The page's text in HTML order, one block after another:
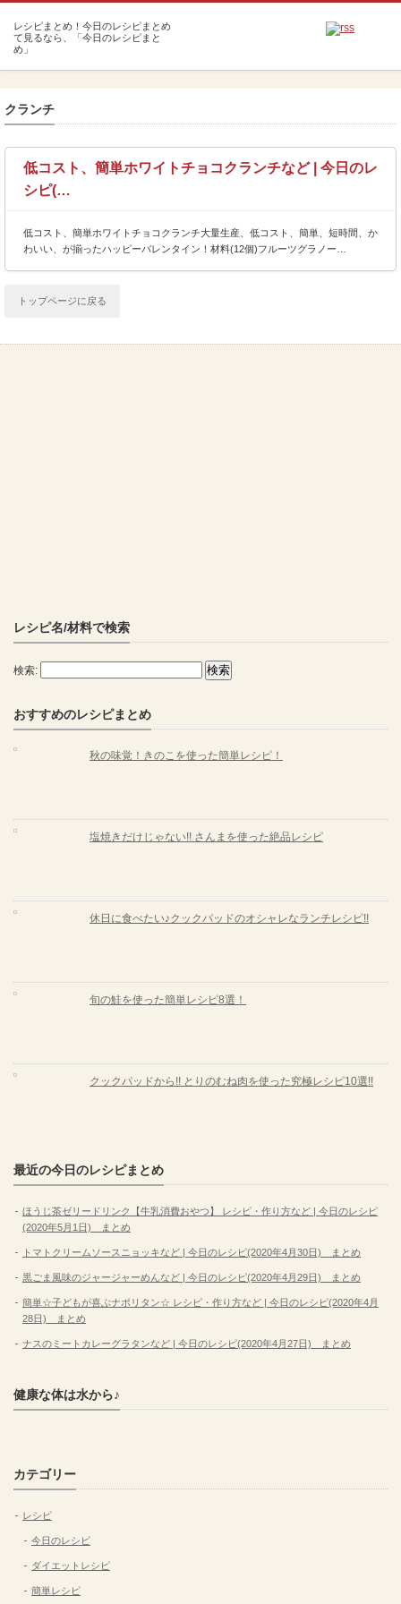
クランチ
低コスト、簡単ホワイトチョコクランチなど | 今日のレ
シピ(…
低コスト、簡単ホワイトチョコクランチ大量生産、低コスト、簡単、短時間、か
わいい、が揃ったハッピーバレンタイン！材料(12個)フルーツグラノー…
トップページに戻る
レシピ名/材料で検索
検索:
おすすめのレシピまとめ
秋の味覚！きのこを使った簡単レシピ！
塩焼きだけじゃない!! さんまを使った絶品レシピ
休日に食べたい♪クックパッドのオシャレなランチレシピ!!
旬の鮭を使った簡単レシピ8選！
クックパッドから!! とりのむね肉を使った究極レシピ10選!!
最近の今日のレシピまとめ
ほうじ茶ゼリードリンク【牛乳消費おやつ】 レシピ・作り方など | 今日のレシピ
(2020年5月1日) まとめ
トマトクリームソースニョッキなど | 今日のレシピ(2020年4月30日) まとめ
黒ごま風味のジャージャーめんなど | 今日のレシピ(2020年4月29日) まとめ
簡単☆子どもが喜ぶナポリタン☆ レシピ・作り方など | 今日のレシピ(2020年4月
28日) まとめ
ナスのミートカレーグラタンなど | 今日のレシピ(2020年4月27日) まとめ
健康な体は水から♪
カテゴリー
レシピ
今日のレシピ
ダイエットレシピ
簡単レシピ